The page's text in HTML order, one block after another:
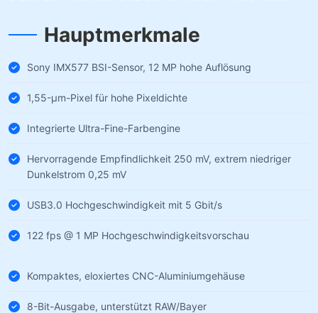
Hauptmerkmale
Sony IMX577 BSI-Sensor, 12 MP hohe Auflösung
1,55-µm-Pixel für hohe Pixeldichte
Integrierte Ultra-Fine-Farbengine
Hervorragende Empfindlichkeit 250 mV, extrem niedriger
Dunkelstrom 0,25 mV
USB3.0 Hochgeschwindigkeit mit 5 Gbit/s
122 fps @ 1 MP Hochgeschwindigkeitsvorschau
Kompaktes, eloxiertes CNC-Aluminiumgehäuse
8-Bit-Ausgabe, unterstützt RAW/Bayer